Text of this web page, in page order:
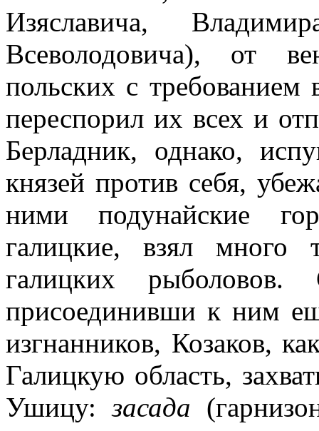
Изяславича,
Всеволодовича), от
польских с требованием
переспорил их всех и
Берладник, однако,
князей против себя,
ними подунайские
галицкие, взял много
галицких
присоединивши к ним
изгнанников, Козаков,
Галицкую область,
Ушицу:засада